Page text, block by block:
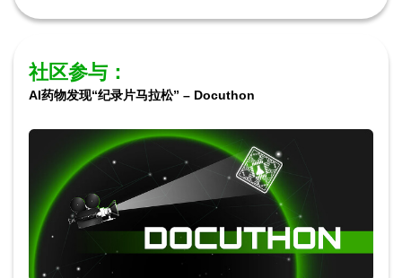
社区参与：
AI药物发现“纪录片马拉松” – Docuthon